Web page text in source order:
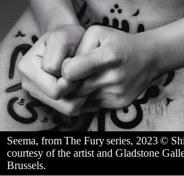
Seema, from The Fury series, 2023 ©
courtesy of the artist and Gladstone
Brussels.